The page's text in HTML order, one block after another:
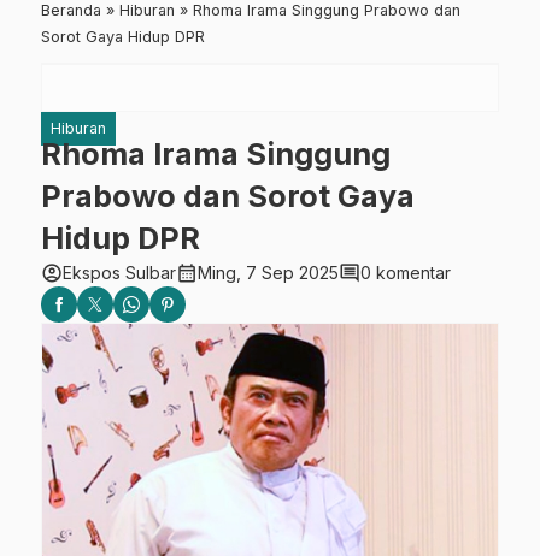
Beranda » Hiburan » Rhoma Irama Singgung Prabowo dan
Sorot Gaya Hidup DPR
Hiburan
Rhoma Irama Singgung
Prabowo dan Sorot Gaya
Hidup DPR
account_circleEkspos Sulbarcalendar_monthMing, 7 Sep 2025comment0 komentar